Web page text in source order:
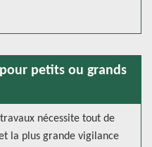
petits ou grands
nécessite tout de
la plus grande vigilance